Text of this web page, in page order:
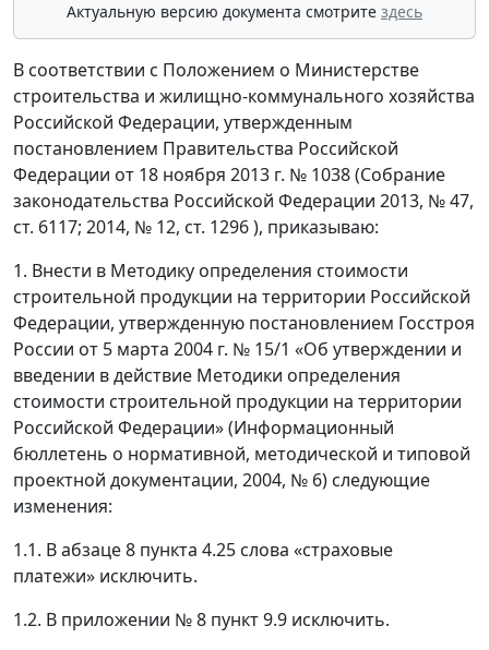
Актуальную версию документа смотрите здесь
В соответствии с Положением о Министерстве
строительства и жилищно-коммунального хозяйства
Российской Федерации, утвержденным
постановлением Правительства Российской
Федерации от 18 ноября 2013 г. № 1038 (Собрание
законодательства Российской Федерации 2013, № 47,
ст. 6117; 2014, № 12, ст. 1296 ), приказываю:
1. Внести в Методику определения стоимости
строительной продукции на территории Российской
Федерации, утвержденную постановлением Госстроя
России от 5 марта 2004 г. № 15/1 «Об утверждении и
введении в действие Методики определения
стоимости строительной продукции на территории
Российской Федерации» (Информационный
бюллетень о нормативной, методической и типовой
проектной документации, 2004, № 6) следующие
изменения:
1.1. В абзаце 8 пункта 4.25 слова «страховые
платежи» исключить.
1.2. В приложении № 8 пункт 9.9 исключить.